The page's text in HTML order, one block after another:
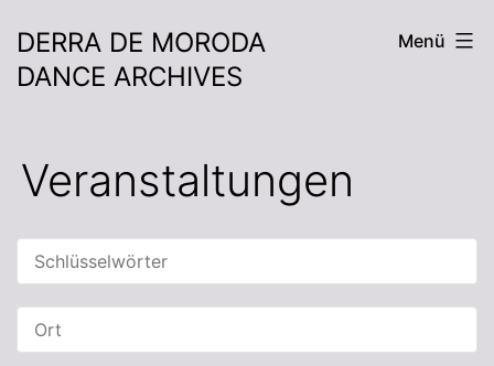
DERRA DE MORODA
DANCE ARCHIVES
Menü
Veranstaltungen